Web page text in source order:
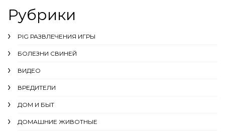
Рубрики
PIG РАЗВЛЕЧЕНИЯ ИГРЫ
БОЛЕЗНИ СВИНЕЙ
ВИДЕО
ВРЕДИТЕЛИ
ДОМ И БЫТ
ДОМАШНИЕ ЖИВОТНЫЕ